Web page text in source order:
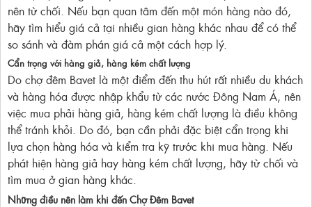
nên từ chối. Nếu bạn quan tâm đến một món hàng nào đó,
hãy tìm hiểu giá cả tại nhiều gian hàng khác nhau để có thể
so sánh và đàm phán giá cả một cách hợp lý.
Cẩn trọng với hàng giả, hàng kém chất lượng
Do chợ đêm Bavet là một điểm đến thu hút rất nhiều du khách
và hàng hóa được nhập khẩu từ các nước Đông Nam Á, nên
việc mua phải hàng giả, hàng kém chất lượng là điều không
thể tránh khỏi. Do đó, bạn cần phải đặc biệt cẩn trọng khi
lựa chọn hàng hóa và kiểm tra kỹ trước khi mua hàng. Nếu
phát hiện hàng giả hay hàng kém chất lượng, hãy từ chối và
tìm mua ở gian hàng khác.
Những điều nên làm khi đến Chợ Đêm Bavet